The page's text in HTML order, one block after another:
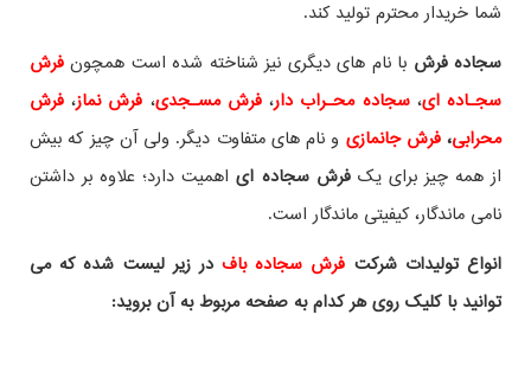
شما خریدار محترم تولید کند.
سجاده فرش با نام های دیگری نیز شناخته شده است همچونفرش
سجـاده ای، سجاده محـراب دار،فرش مسـجدی، فرش نماز، فرش
محرابی، فرش جانمازی و نام های متفاوت دیگر. ولی آن چیز که بیش
از همه چیز برای یکفرش سجاده ایاهمیت دارد؛ علاوه بر داشتن
نامی ماندگار، کیفیتی ماندگار است.
انواع تولیدات شرکت فرش سجاده بافدر زیر لیست شده که می
توانید با کلیک روی هر کدام به صفحه مربوط به آن بروید: